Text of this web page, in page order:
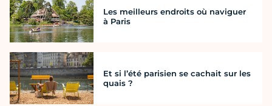
Les meilleurs endroits où naviguer
à Paris
Et si l’été parisien se cachait sur les
quais ?